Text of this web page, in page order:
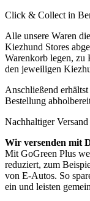
Click & Collect in
Alle unsere Waren
Kiezhund Stores
Warenkorb legen, zu
den jeweiligen
Anschließend
Bestellung
Nachhaltiger Versand
Wir versenden mit
Mit GoGreen Plus
reduziert, zum
von E-Autos. So
ein und leisten